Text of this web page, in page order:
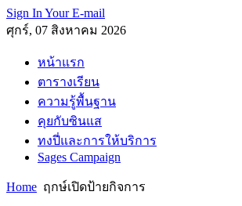
Sign In Your E-mail
ศุกร์, 07 สิงหาคม 2026
หน้าแรก
ตารางเรียน
ความรู้พื้นฐาน
คุยกับซินแส
ทงปี่และการให้บริการ
Sages Campaign
Home ฤกษ์เปิดป้ายกิจการ